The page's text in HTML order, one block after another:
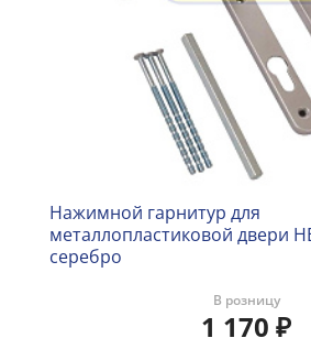
Нажимной гарнитур для
металлопластиковой двери
серебро
В розницу
1 170 ₽